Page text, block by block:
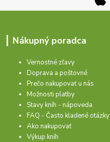
Nákupný poradca
Vernostné zľavy
Doprava a poštovné
Prečo nakupovať u nás
Možnosti platby
Stavy kníh - nápoveda
FAQ - Často kladené otázky
Ako nakupovať
Výkup kníh